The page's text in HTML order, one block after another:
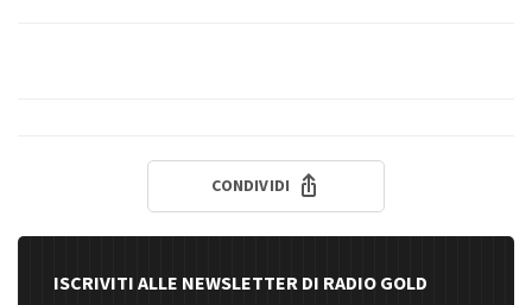
CONDIVIDI
ISCRIVITI ALLE NEWSLETTER DI RADIO GOLD